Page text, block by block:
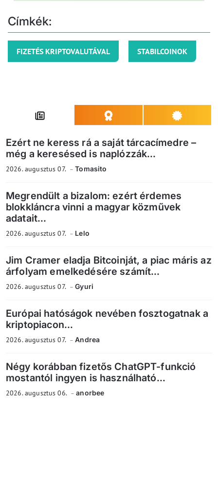
Címkék:
FIZETÉS KRIPTOVALUTÁVAL STABILCOINOK
Ezért ne keress rá a saját tárcacímedre –
még a keresésed is naplózzák...
2026. augusztus 07. Tomasito
Megrendült a bizalom: ezért érdemes
blokkláncra vinni a magyar közművek
adatait...
2026. augusztus 07. Lelo
Jim Cramer eladja Bitcoinját, a piac máris az
árfolyam emelkedésére számít...
2026. augusztus 07. Gyuri
Európai hatóságok nevében fosztogatnak a
kriptopiacon...
2026. augusztus 07. Andrea
Négy korábban fizetős ChatGPT-funkció
mostantól ingyen is használható...
2026. augusztus 06. anorbee